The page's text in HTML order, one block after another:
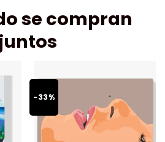
se compran
juntos
-33%